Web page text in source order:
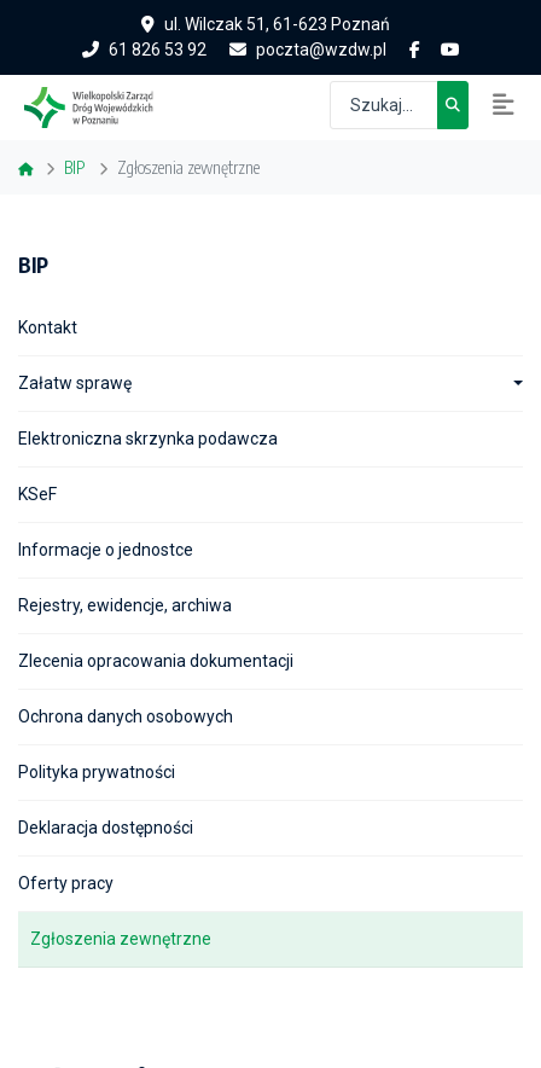
ul. Wilczak 51, 61-623 Poznań
61 826 53 92
poczta@wzdw.pl
BIP Zgłoszenia zewnętrzne
BIP
Kontakt
Załatw sprawę
Elektroniczna skrzynka podawcza
KSeF
Informacje o jednostce
Rejestry, ewidencje, archiwa
Zlecenia opracowania dokumentacji
Ochrona danych osobowych
Polityka prywatności
Deklaracja dostępności
Oferty pracy
Zgłoszenia zewnętrzne